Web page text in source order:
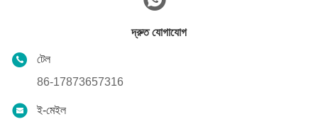
দ্রুত যোগাযোগ
টেল
86-17873657316
ই-মেইল